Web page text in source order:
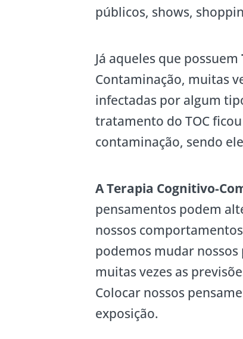
públicos, shows,
Já aqueles que possuem
Contaminação, muitas
infectadas por algum
tratamento do TOC
contaminação, sendo
A Terapia Cognitivo-
pensamentos podem
nossos
podemos mudar
muitas vezes as
Colocar nossos
exposição.